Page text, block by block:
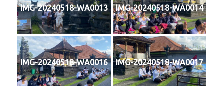
IMG-20240518-WA0013 IMG-20240518-WA0014
IMG-20240518-WA0016 IMG-20240518-WA0017